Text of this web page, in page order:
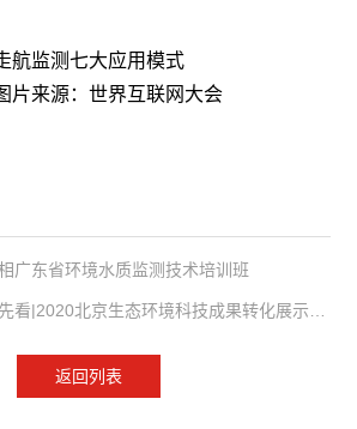
航监测七大应用模式
片来源：世界互联网大会
广东省环境水质监测技术培训班
返回列表